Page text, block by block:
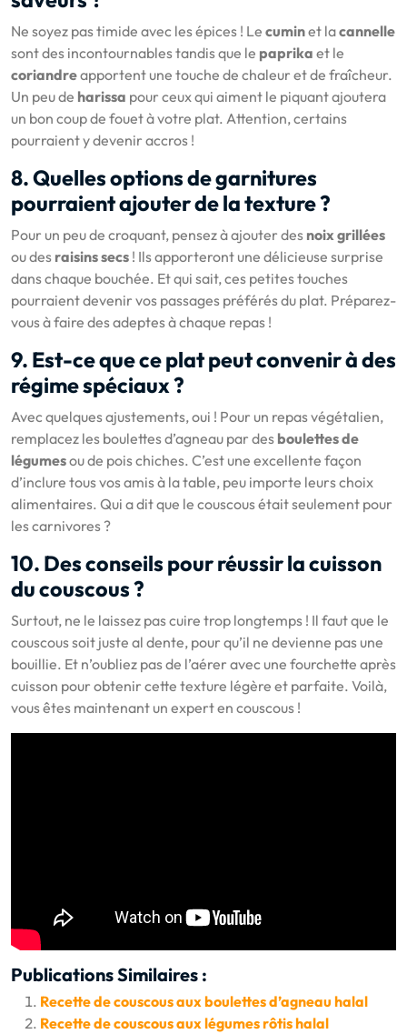
Ne soyez pas timide avec les épices ! Le cuminet lacannelle
sont des incontournables tandis que le paprika et le
coriandreapportent une touche de chaleur et de fraîcheur.
Un peu de harissa pour ceux qui aiment le piquant ajoutera
un bon coup de fouet à votre plat. Attention, certains
pourraient y devenir accros !
8. Quelles options de garnitures
pourraient ajouter de la texture ?
Pour un peu de croquant, pensez à ajouter des noix grillées
ou des raisins secs ! Ils apporteront une délicieuse surprise
dans chaque bouchée. Et qui sait, ces petites touches
pourraient devenir vos passages préférés du plat. Préparez-
vous à faire des adeptes à chaque repas !
9. Est-ce que ce plat peut convenir à des
régime spéciaux ?
Avec quelques ajustements, oui ! Pour un repas végétalien,
remplacez les boulettes d’agneau par des boulettes de
légumesou de pois chiches. C’est une excellente façon
d’inclure tous vos amis à la table, peu importe leurs choix
alimentaires. Qui a dit que le couscous était seulement pour
les carnivores ?
10. Des conseils pour réussir la cuisson
du couscous ?
Surtout, ne le laissez pas cuire trop longtemps ! Il faut que le
couscous soit juste al dente, pour qu’il ne devienne pas une
bouillie. Et n’oubliez pas de l’aérer avec une fourchette après
cuisson pour obtenir cette texture légère et parfaite. Voilà,
vous êtes maintenant un expert en couscous !
Publications Similaires :
Recette de couscous aux boulettes d’agneau halal
Recette de couscous aux légumes rôtis halal